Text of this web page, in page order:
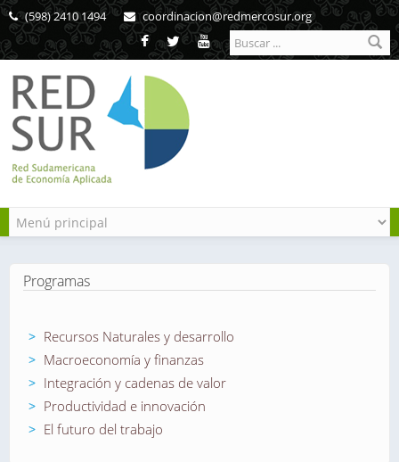
Pasar al contenido principal
(598) 2410 1494 coordinacion@redmercosur.org
Formulario de
búsqueda
Programas
Recursos Naturales y desarrollo
Macroeconomía y finanzas
Integración y cadenas de valor
Productividad e innovación
El futuro del trabajo